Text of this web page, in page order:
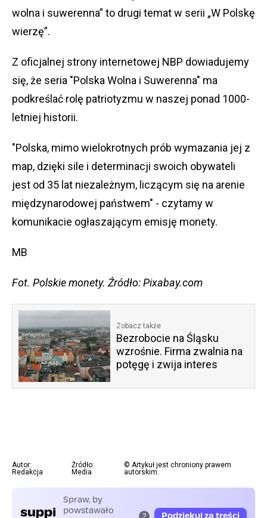
wolna i suwerenna” to drugi temat w serii „W Polskę
wierzę”.
Z oficjalnej strony internetowej NBP dowiadujemy
się, że seria "Polska Wolna i Suwerenna" ma
podkreślać rolę patriotyzmu w naszej ponad 1000-
letniej historii.
"Polska, mimo wielokrotnych prób wymazania jej z
map, dzięki sile i determinacji swoich obywateli
jest od 35 lat niezależnym, liczącym się na arenie
międzynarodowej państwem" - czytamy w
komunikacie ogłaszającym emisję monety.
MB
Fot. Polskie monety. Źródło: Pixabay.com
Zobacz także
Bezrobocie na Śląsku
wzrośnie. Firma zwalnia na
potęgę i zwija interes
Autor:
Redakcja
Źródło:
Media
© Artykuł jest chroniony prawem
autorskim.